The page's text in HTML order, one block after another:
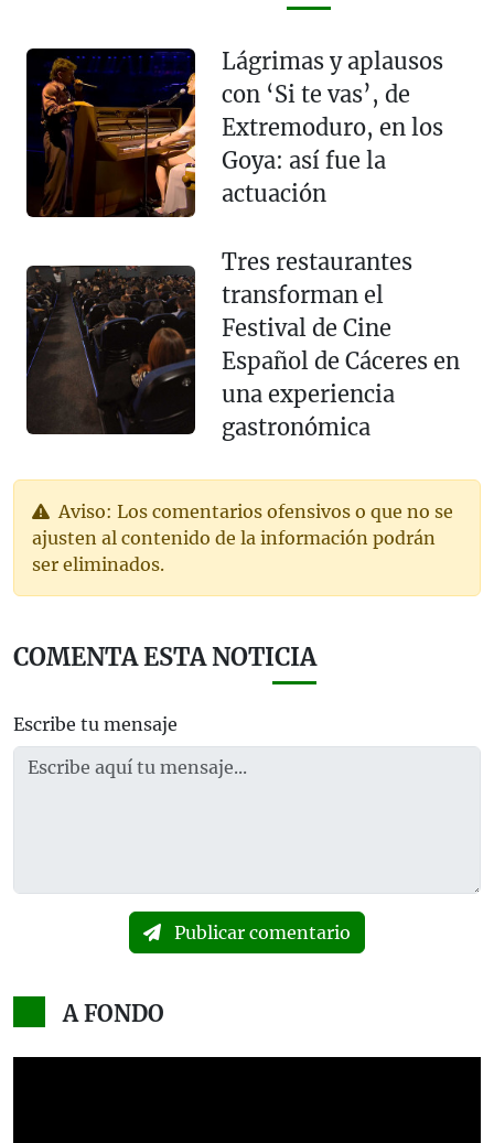
Lágrimas y aplausos
con ‘Si te vas’, de
Extremoduro, en los
Goya: así fue la
actuación
Tres restaurantes
transforman el
Festival de Cine
Español de Cáceres en
una experiencia
gastronómica
Aviso: Los comentarios ofensivos o que no se
ajusten al contenido de la información podrán
ser eliminados.
COMENTA ESTA NOTICIA
Escribe tu mensaje
Publicar comentario
A FONDO